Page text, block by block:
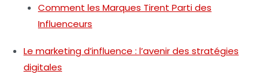
Comment les Marques Tirent Parti des
Influenceurs
Le marketing d’influence : l’avenir des stratégies
digitales